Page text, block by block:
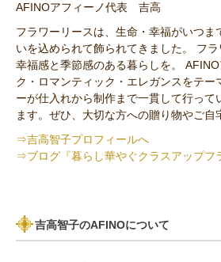
その他の花材
セミオーダー作品
AFINOアフィーノ代表 吉高
フラワーリースは、生命・幸福がいつま
いを込められて飾られてきました。 フ
幸福感と季節感のある暮らしを。
ク・ロマンティック・エレガンスをテー
ーが仕入れから制作まで一貫して行って
ます。ぜひ、大切な方への贈り物やご自
⇒吉高智子プロフィールへ
⇒ブログ『暮らし華やぐクラスアップフ
吉高智子のAFINOについて